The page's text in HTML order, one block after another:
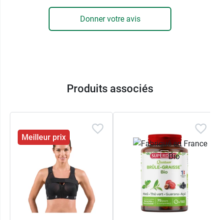
Donner votre avis
Produits associés
Meilleur prix